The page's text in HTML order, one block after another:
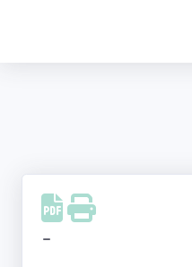
Facebook
Instagram
-